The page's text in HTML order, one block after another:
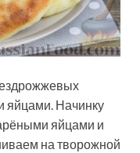
яйцами. Начинку
яйцами и
на творожной